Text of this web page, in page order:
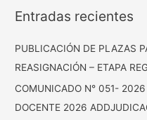
c
Entradas recientes
PUBLICACIÓN DE PLAZAS
REASIGNACIÓN – ETAPA
COMUNICADO N° 051- 2026
DOCENTE 2026